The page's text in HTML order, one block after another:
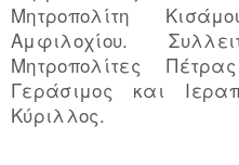
Μητροπολίτη
Αμφιλοχίου.
Μητροπολίτες
Γεράσιμος και
Κύριλλος.